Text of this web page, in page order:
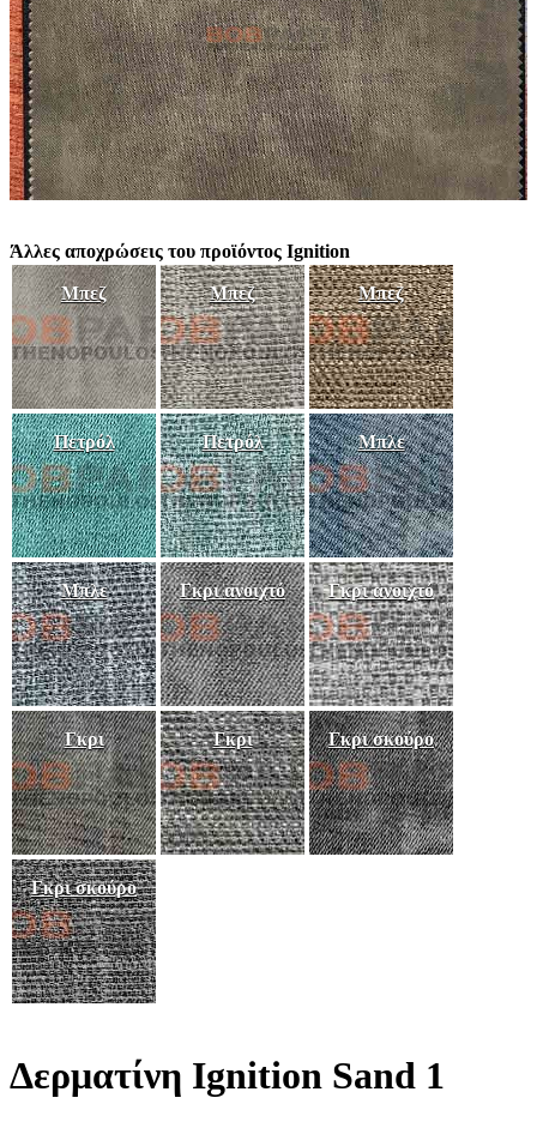
Άλλες αποχρώσεις του προϊόντος Ignition
Μπεζ Μπεζ Μπεζ
Πετρόλ Πετρόλ Μπλε
Μπλε Γκρι ανοιχτό Γκρι ανοιχτό
Γκρι Γκρι Γκρι σκούρο
Γκρι σκούρο
Δερματίνη Ignition Sand 1